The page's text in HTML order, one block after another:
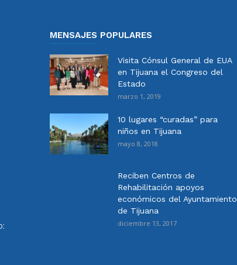
MENSAJES POPULARES
Visita Cónsul General de EUA
en Tijuana el Congreso del
Estado
marzo 1, 2019
10 lugares “curadas” para
niños en Tijuana
mayo 8, 2018
Reciben Centros de
Rehabilitación apoyos
económicos del Ayuntamiento
de Tijuana
diciembre 13, 2017